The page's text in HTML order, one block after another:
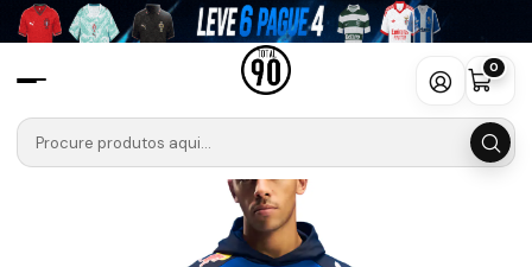
0
Início Camisolas Fórmula 1 Sweatshirt RedBull Racing 2026